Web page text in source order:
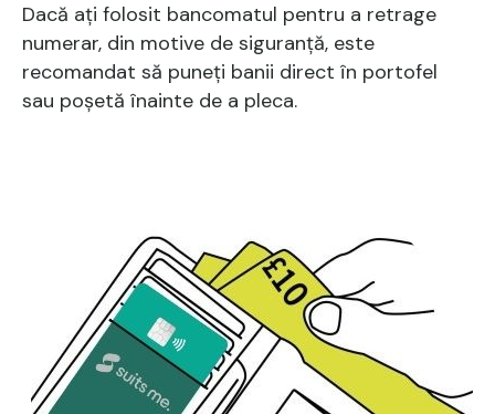
Dacă ați folosit bancomatul pentru a retrage
numerar, din motive de siguranță, este
recomandat să puneți banii direct în portofel
sau poșetă înainte de a pleca.